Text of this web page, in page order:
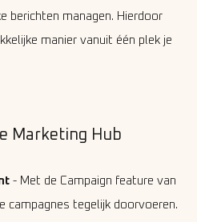
berichten managen. Hierdoor
manier vanuit één plek je
Marketing Hub
- Met de Campaign feature van
campagnes tegelijk doorvoeren.